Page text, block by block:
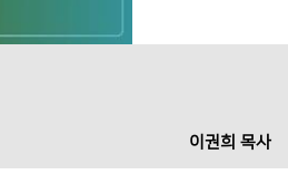
이권희 목사